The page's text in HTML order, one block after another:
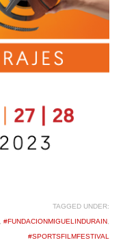
TAGGED UNDER:
#FUNDACIONMIGUELINDURAIN
#SPORTSFILMFESTIVAL